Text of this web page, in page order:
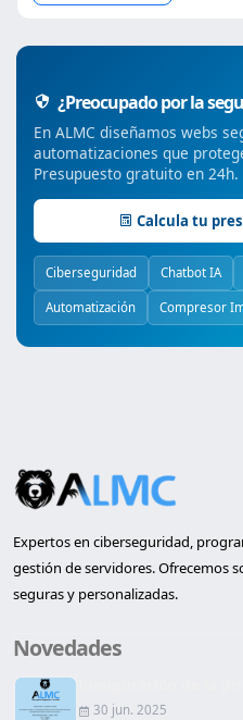
¿Preocupado por la
En ALMC diseñamos webs
automatizaciones que
Presupuesto gratuito en 24h.
Calcula tu
Ciberseguridad Chatbot IA
Automatización Compresor
Expertos en ciberseguridad,
gestión de servidores. Ofrecemos
seguras y personalizadas.
Novedades
30 jun. 2025